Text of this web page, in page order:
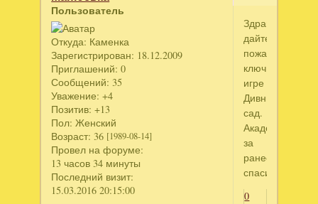
Пользователь
Откуда: Каменка
Зарегистрирован: 18.12.2009
Приглашений: 0
Сообщений: 35
Уважение: +4
Позитив: +13
Пол: Женский
Возраст: 36 [1989-08-14]
Провел на форуме:
13 часов 34 минуты
Последний визит:
15.03.2016 20:15:00
Здравствуйте,
дайте
пожалуйста
ключик
игре
Дивный
сад.
Академия???
за
ранее
спасибо!!!
0